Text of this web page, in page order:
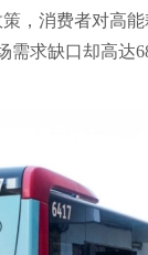
，消费者对高
需求缺口却高达